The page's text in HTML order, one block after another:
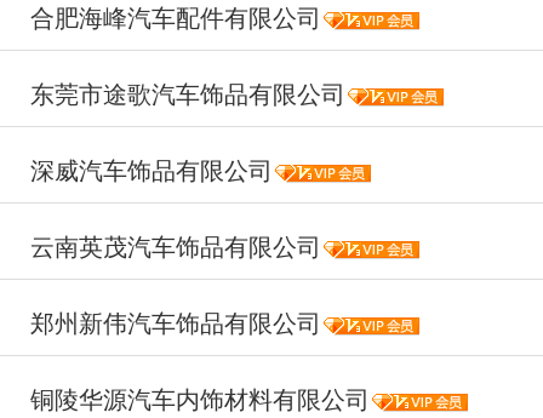
合肥海峰汽车配件有限公司
东莞市途歌汽车饰品有限公司
深威汽车饰品有限公司
云南英茂汽车饰品有限公司
郑州新伟汽车饰品有限公司
铜陵华源汽车内饰材料有限公司